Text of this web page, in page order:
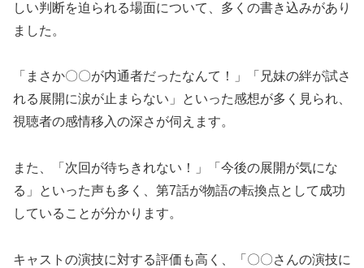
しい判断を迫られる場面について、多くの書き込みがあり
ました。
「まさか〇〇が内通者だったなんて！」「兄妹の絆が試さ
れる展開に涙が止まらない」といった感想が多く見られ、
視聴者の感情移入の深さが伺えます。
また、「次回が待ちきれない！」「今後の展開が気にな
る」といった声も多く、第7話が物語の転換点として成功
していることが分かります。
キャストの演技に対する評価も高く、「〇〇さんの演技に